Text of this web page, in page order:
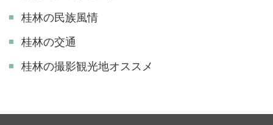
桂林の民族風情
桂林の交通
​桂林の撮影観光地オススメ